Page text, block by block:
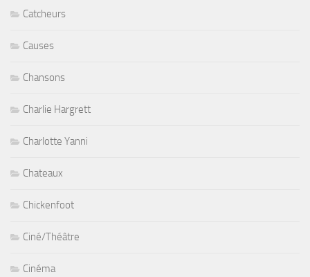
Catcheurs
Causes
Chansons
Charlie Hargrett
Charlotte Yanni
Chateaux
Chickenfoot
Ciné/Théâtre
Cinéma